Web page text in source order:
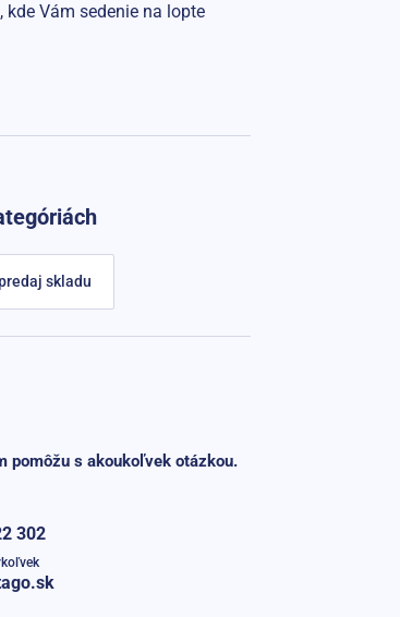
Vám sedenie na lopte
skladu
pomôžu s akoukoľvek otázkou.
302